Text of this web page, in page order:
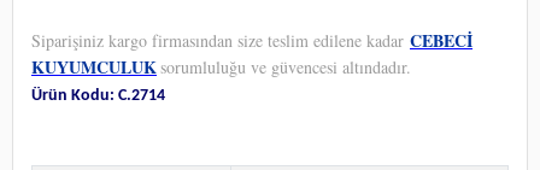
Siparişiniz kargo firmasından size teslim edilene kadar CEBECİ
KUYUMCULUKsorumluluğu ve güvencesi altındadır.
Ürün Kodu: C.2714